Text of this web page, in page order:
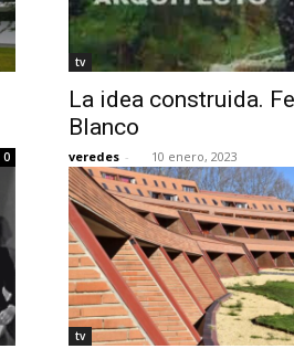
0
tv
La idea construida.
Blanco
veredes - 10 enero, 2023
tv